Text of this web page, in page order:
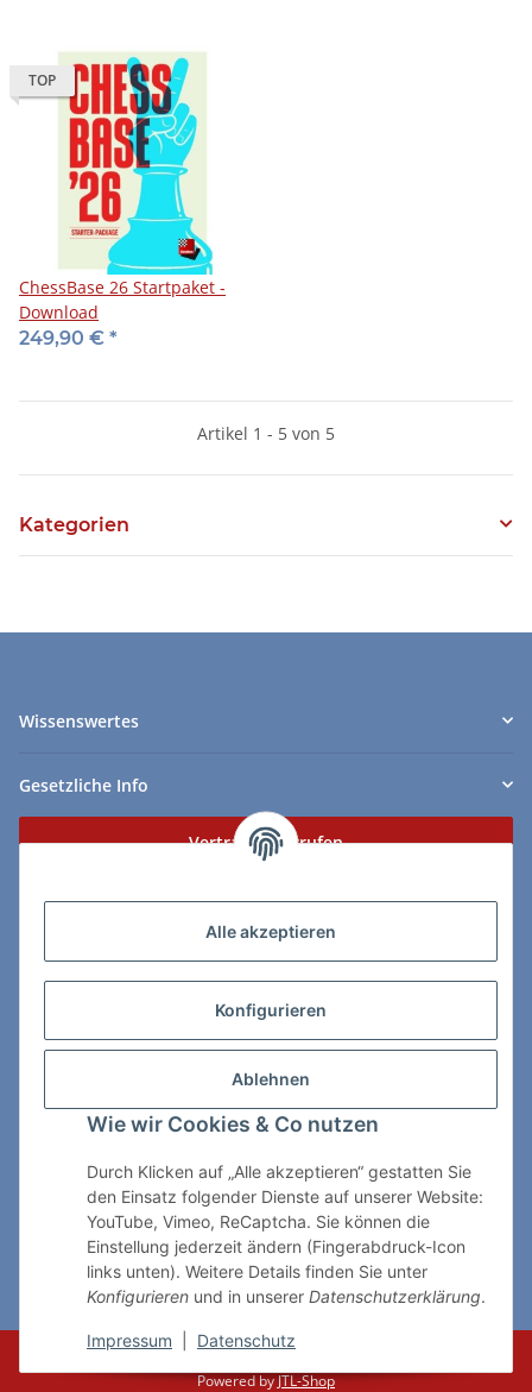
Alle akzeptieren
Konfigurieren
Ablehnen
Wie wir Cookies & Co nutzen
Durch Klicken auf „Alle akzeptieren“ gestatten Sie
den Einsatz folgender Dienste auf unserer Website:
YouTube, Vimeo, ReCaptcha. Sie können die
Einstellung jederzeit ändern (Fingerabdruck-Icon
links unten). Weitere Details finden Sie unter
Konfigurieren und in unserer Datenschutzerklärung.
Impressum Datenschutz
TOP
ChessBase 26 Startpaket -
Download
249,90 € *
Artikel 1 - 5 von 5
Kategorien
Wissenswertes
Gesetzliche Info
Vertrag widerrufen
ChessWare Schachversand
89264 Weissenhorn
Telefon: 0 7309 / 7999
shop@chessware.de
* Alle Preise inkl. gesetzlicher USt., zzgl.Versand
Powered byJTL-Shop